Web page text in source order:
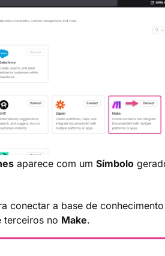
aparece com um Símbolo
conectar a base de conhecimento
terceiros no Make.